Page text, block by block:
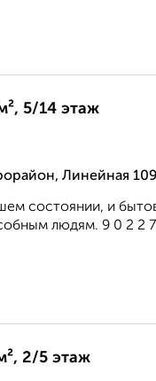
5/14 этаж
Линейная 109
состоянии, и
людям. 9 0 2 2 7
2/5 этаж